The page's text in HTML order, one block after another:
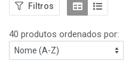
Filtros
40 produtos ordenados por: